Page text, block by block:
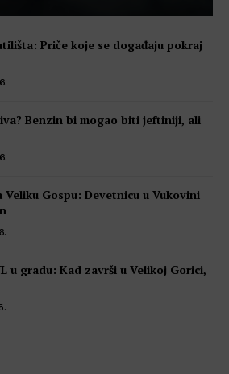
Priče koje se događaju pokraj
Benzin bi mogao biti jeftiniji, ali
Gospu: Devetnicu u Vukovini
u gradu: Kad završi u Velikoj Gorici,